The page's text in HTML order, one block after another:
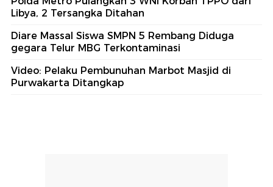
Libya, 2 Tersangka Ditahan
Diare Massal Siswa SMPN 5 Rembang Diduga
gegara Telur MBG Terkontaminasi
Video: Pelaku Pembunuhan Marbot Masjid di
Purwakarta Ditangkap